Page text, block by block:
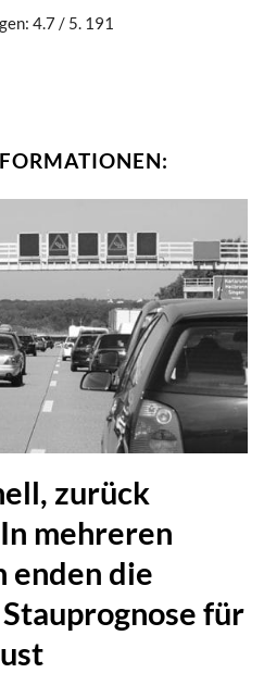
4.7 / 5. 191
zurück
mehreren
enden die
für